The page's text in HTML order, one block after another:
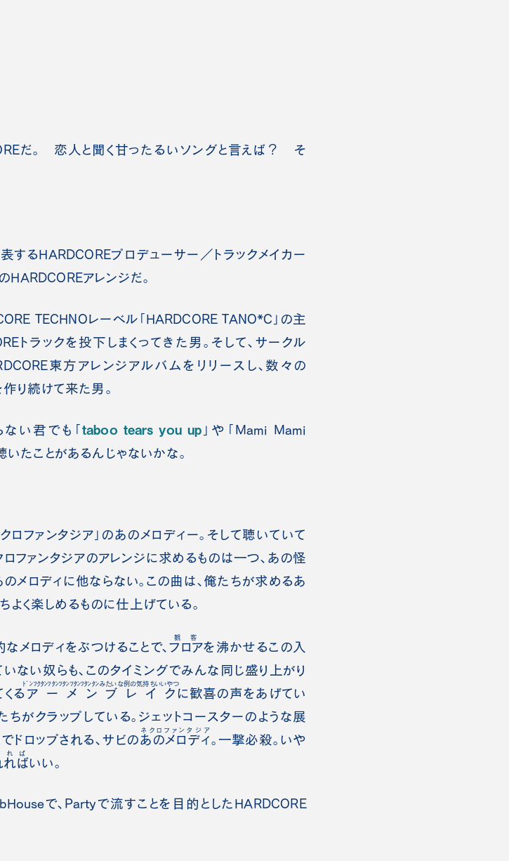
だ。 恋人と聞く甘ったるいソングと言えば？ そ
るHARDCOREプロデューサー／トラックメイカー
HARDCOREアレンジだ。
TECHNOレーベル「HARDCORE TANO*C」の主
トラックを投下しまくってきた男。そして、サークル
東方アレンジアルバムをリリースし、数々の
り続けて来た男。
い君でも「 taboo tears you up 」や「Mami Mami
いたことがあるんじゃないかな。
ファンタジア」のあのメロディー。そして聴いていて
ファンタジアのアレンジに求めるものは一つ、あの怪
メロディに他ならない。この曲は、俺たちが求めるあ
よく楽しめるものに仕上げている。
メロディをぶつけることで、 フロア
観客
を沸かせるこの入
いない奴らも、このタイミングでみんな同じ盛り上がり
る アーメンブレイク
ﾄﾞﾝﾂｸﾀﾝﾂﾀﾝﾂﾀﾝﾂﾀﾝﾂﾀﾝﾀﾝみたいな例の気持ちいいやつ
に歓喜の声をあげてい
がクラップしている。ジェットコースターのような展
ドロップされる、サビの あのメロディ
ネクロファンタジア
。一撃必殺。いや
れば
れば
いい。
で、Partyで流すことを目的としたHARDCORE